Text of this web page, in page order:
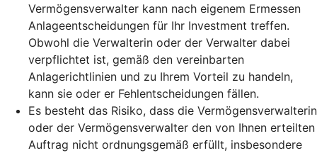
Vermögensverwalter kann nach eigenem Ermessen
Anlageentscheidungen für Ihr Investment treffen.
Obwohl die Verwalterin oder der Verwalter dabei
verpflichtet ist, gemäß den vereinbarten
Anlagerichtlinien und zu Ihrem Vorteil zu handeln,
kann sie oder er Fehlentscheidungen fällen.
Es besteht das Risiko, dass die Vermögensverwalterin
oder der Vermögensverwalter den von Ihnen erteilten
Auftrag nicht ordnungsgemäß erfüllt, insbesondere